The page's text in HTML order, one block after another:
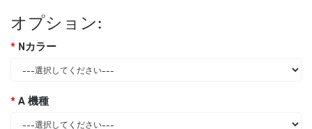
オプション:
Nカラー
A 機種